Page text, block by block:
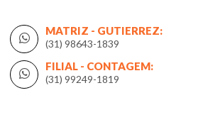
MATRIZ - GUTIERREZ:
(31) 98643-1839
FILIAL - CONTAGEM:
(31) 99249-1819